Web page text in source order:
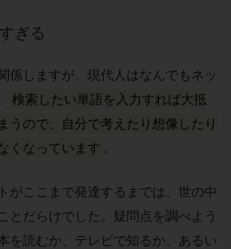
ぎる
係しますが、現代人はなんでもネッ
検索したい単語を入力すれば大抵
うので、自分で考えたり想像したり
くなっています 。
がここまで発達するまでは、世の中
とだらけでした。疑問点を調べよう
を読むか、テレビで知るか、あるい